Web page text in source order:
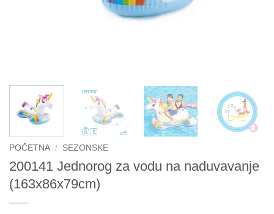
POČETNA / SEZONSKE
200141 Jednorog za vodu na naduvavanje
(163x86x79cm)